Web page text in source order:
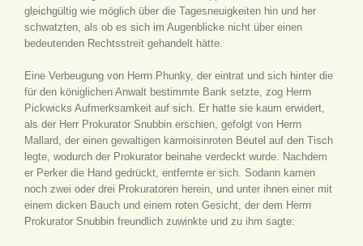
gleichgültig wie möglich über die Tagesneuigkeiten hin und her
schwatzten, als ob es sich im Augenblicke nicht über einen
bedeutenden Rechtsstreit gehandelt hätte.
Eine Verbeugung von Herrn Phunky, der eintrat und sich hinter die
für den königlichen Anwalt bestimmte Bank setzte, zog Herrn
Pickwicks Aufmerksamkeit auf sich. Er hatte sie kaum erwidert,
als der Herr Prokurator Snubbin erschien, gefolgt von Herrn
Mallard, der einen gewaltigen karmoisinroten Beutel auf den Tisch
legte, wodurch der Prokurator beinahe verdeckt wurde. Nachdem
er Perker die Hand gedrückt, entfernte er sich. Sodann kamen
noch zwei oder drei Prokuratoren herein, und unter ihnen einer mit
einem dicken Bauch und einem roten Gesicht, der dem Herrn
Prokurator Snubbin freundlich zuwinkte und zu ihm sagte: